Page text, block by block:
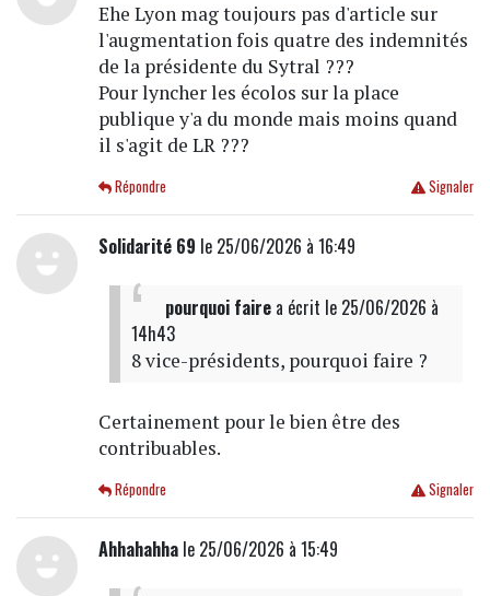
Ehe Lyon mag toujours pas d'article sur
l'augmentation fois quatre des indemnités
de la présidente du Sytral ???
Pour lyncher les écolos sur la place
publique y'a du monde mais moins quand
il s'agit de LR ???
Signaler
Répondre
Solidarité 69 le 25/06/2026 à 16:49
pourquoi fairea écrit le 25/06/2026 à
14h43
8 vice-présidents, pourquoi faire ?
Certainement pour le bien être des
contribuables.
Signaler
Répondre
Ahhahahhale 25/06/2026 à 15:49